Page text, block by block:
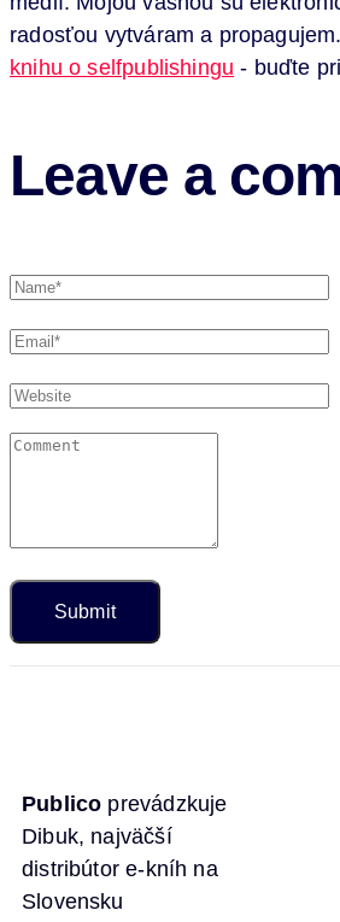
radosťou vytváram a
knihu o selfpublishingu - buďte
Leave a
Publico prevádzkuje
Dibuk, najväčší
distribútor e-kníh na
Slovensku